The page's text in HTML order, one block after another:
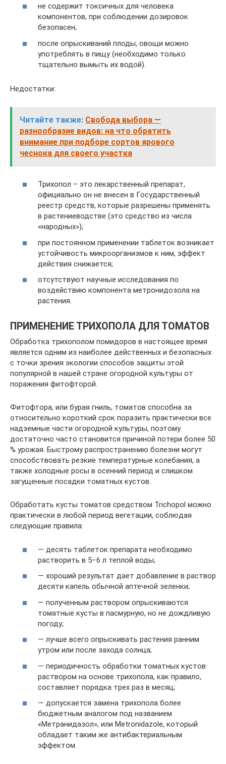
не содержит токсичных для человека
компонентов, при соблюдении дозировок
безопасен;
после опрыскиваний плоды, овощи можно
употреблять в пищу (необходимо только
тщательно вымыть их водой).
Недостатки:
Читайте также: Свобода выбора —
разнообразие видов: на что обратить
внимание при подборе сортов ярового
чеснока для своего участка
Трихопол – это лекарственный препарат,
официально он не внесен в Государственный
реестр средств, которые разрешены применять
в растениеводстве (это средство из числа
«народных»);
при постоянном применении таблеток возникает
устойчивость микроорганизмов к ним, эффект
действия снижается;
отсутствуют научные исследования по
воздействию компонента метронидозола на
растения.
ПРИМЕНЕНИЕ ТРИХОПОЛА ДЛЯ ТОМАТОВ
Обработка трихополом помидоров в настоящее время
является одним из наиболее действенных и безопасных
с точки зрения экологии способов защиты этой
популярной в нашей стране огородной культуры от
поражения фитофторой.
Фитофтора, или бурая гниль, томатов способна за
относительно короткий срок поразить практически все
надземные части огородной культуры, поэтому
достаточно часто становится причиной потери более 50
% урожая. Быстрому распространению болезни могут
способствовать резкие температурные колебания, а
также холодные росы в осенний период и слишком
загущенные посадки томатных кустов.
Обработать кусты томатов средством Trichopol можно
практически в любой период вегетации, соблюдая
следующие правила:
— десять таблеток препарата необходимо
растворить в 5−6 л теплой воды;
— хороший результат дает добавление в раствор
десяти капель обычной аптечной зеленки;
— полученным раствором опрыскиваются
томатные кусты в пасмурную, но не дождливую
погоду;
— лучше всего опрыскивать растения ранним
утром или после захода солнца;
— периодичность обработки томатных кустов
раствором на основе трихопола, как правило,
составляет порядка трех раз в месяц;
— допускается замена трихопола более
бюджетным аналогом под названием
«Метранидазол», или Metronidazole, который
обладает таким же антибактериальным
эффектом.